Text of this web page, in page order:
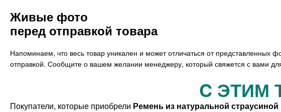
Живые фото
перед отправкой товара
Напоминаем, что весь товар уникален и может отличаться от
отправкой. Сообщите о вашем желании менеджеру, который свяжется с вами
C ЭТИМ
Покупатели, которые приобрели Ремень из натуральной страусиной